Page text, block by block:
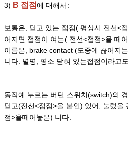
3) B 접점에 대해서:
보통은, 닫고 있는 접점( 평상시 전선<
어지면 접점이 여는( 전선<접점>을 떼
이름은, brake contact (도중에 끊어지
니다. 별명, 평소 닫혀 있는접점이라고
동작예:누르는 버턴 스위치(switch)의
닫고(전선<접점>을 붙인) 있어, 눌렀을
점>을떼어놓은) 니다.